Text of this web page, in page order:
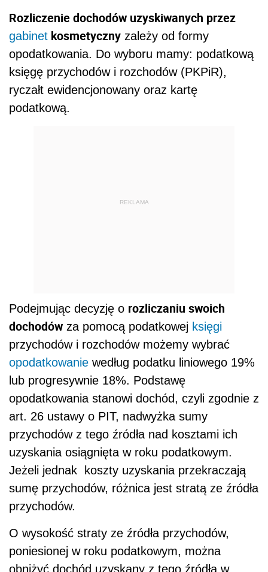
Rozliczenie dochodów uzyskiwanych przez
gabinet kosmetyczny zależy od formy
opodatkowania. Do wyboru mamy: podatkową
księgę przychodów i rozchodów (PKPiR),
ryczałt ewidencjonowany oraz kartę
podatkową.
REKLAMA
Podejmując decyzję o rozliczaniu swoich
dochodów za pomocą podatkowej księgi
przychodów i rozchodów możemy wybrać
opodatkowanie według podatku liniowego 19%
lub progresywnie 18%. Podstawę
opodatkowania stanowi dochód, czyli zgodnie z
art. 26 ustawy o PIT, nadwyżka sumy
przychodów z tego źródła nad kosztami ich
uzyskania osiągnięta w roku podatkowym.
Jeżeli jednak koszty uzyskania przekraczają
sumę przychodów, różnica jest stratą ze źródła
przychodów.
O wysokość straty ze źródła przychodów,
poniesionej w roku podatkowym, można
obniżyć dochód uzyskany z tego źródła w